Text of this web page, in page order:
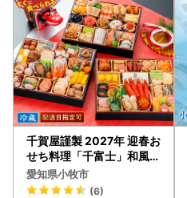
千賀屋謹製 2027年 迎春お
せち料理「千富士」和風三
段重 6～7人前 全72品 冷
蔵 おせち料理[035S06]
愛知県小牧市
(6)